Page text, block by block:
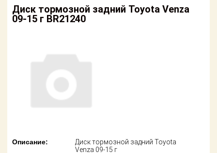
Оплата
Возврат
Онлайн каталоги
Доставка
Диск тормозной задний Toyota Venza
09-15 г BR21240
Описание:
Диск тормозной задний Toyota
Venza 09-15 г